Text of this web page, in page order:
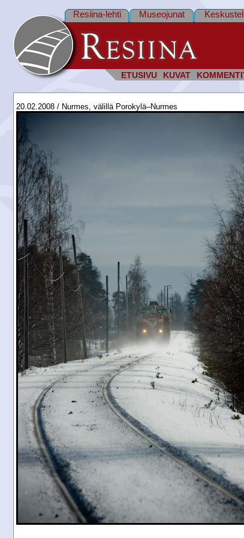
ETUSIVU KUVAT
Resiina-lehti Museojunat
20.02.2008 / Nurmes, välillä Porokylä–Nurmes